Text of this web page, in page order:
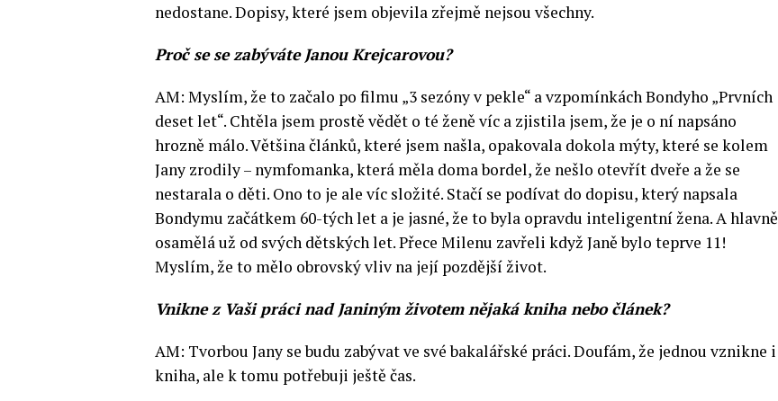
nedostane. Dopisy, které jsem objevila zřejmě nejsou všechny.
Proč se se zabýváte Janou Krejcarovou?
AM: Myslím, že to začalo po filmu „3 sezóny v pekle“ a vzpomínkách Bondyho „Prvních
deset let“. Chtěla jsem prostě vědět o té ženě víc a zjistila jsem, že je o ní napsáno
hrozně málo. Většina článků, které jsem našla, opakovala dokola mýty, které se kolem
Jany zrodily – nymfomanka, která měla doma bordel, že nešlo otevřít dveře a že se
nestarala o děti. Ono to je ale víc složité. Stačí se podívat do dopisu, který napsala
Bondymu začátkem 60-tých let a je jasné, že to byla opravdu inteligentní žena. A hlavně
osamělá už od svých dětských let. Přece Milenu zavřeli když Janě bylo teprve 11!
Myslím, že to mělo obrovský vliv na její pozdější život.
Vnikne z Vaši práci nad Janiným životem nějaká kniha nebo článek?
AM: Tvorbou Jany se budu zabývat ve své bakalářské práci. Doufám, že jednou vznikne i
kniha, ale k tomu potřebuji ještě čas.